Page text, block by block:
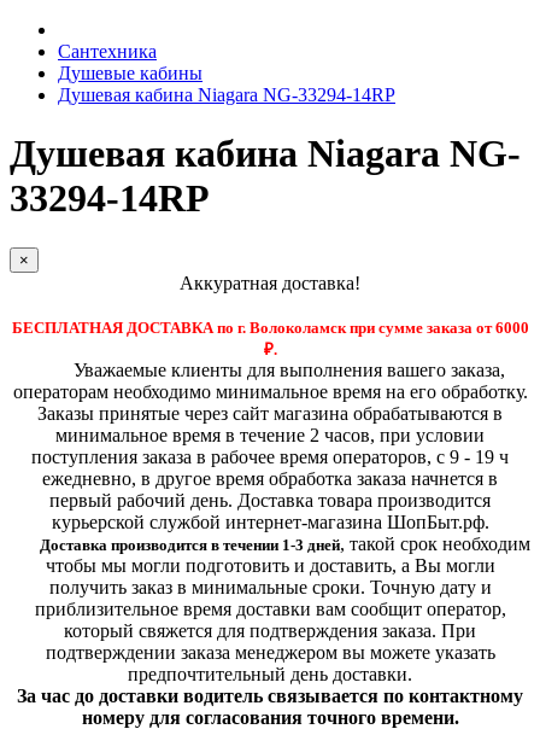
Сантехника
Душевые кабины
Душевая кабина Niagara NG-33294-14RP
Душевая кабина Niagara NG-
33294-14RP
×
Аккуратная доставка!
БЕСПЛАТНАЯ ДОСТАВКА по г. Волоколамск при сумме заказа от 6000
₽.
Уважаемые клиенты для выполнения вашего заказа,
операторам необходимо минимальное время на его обработку.
Заказы принятые через сайт магазина обрабатываются в
минимальное время в течение 2 часов, при условии
поступления заказа в рабочее время операторов, с 9 - 19 ч
ежедневно, в другое время обработка заказа начнется в
первый рабочий день. Доставка товара производится
курьерской службой интернет-магазина ШопБыт.рф.
Доставка производится в течении 1-3 дней, такой срок необходим
чтобы мы могли подготовить и доставить, а Вы могли
получить заказ в минимальные сроки. Точную дату и
приблизительное время доставки вам сообщит оператор,
который свяжется для подтверждения заказа. При
подтверждении заказа менеджером вы можете указать
предпочтительный день доставки.
За час до доставки водитель связывается по контактному
номеру для согласования точного времени.